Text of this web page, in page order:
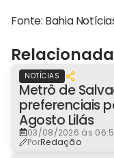
Fonte: Bahia
NOTÍCIAS
Metrô de
preferenciais
Agosto Lilás
03/08/2026 às
PorRedação